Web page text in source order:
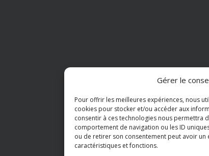
Gérer le
Pour offrir les meilleures expériences, nous
cookies pour stocker et/ou accéder aux
consentir à ces technologies nous permettra
comportement de navigation ou les ID
ou de retirer son consentement peut avoir un
caractéristiques et fonctions.